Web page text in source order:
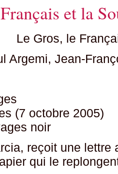
et la
Le Gros, le
Argemi, Jean-
(7 octobre 2005)
noir
reçoit une lettre
qui le